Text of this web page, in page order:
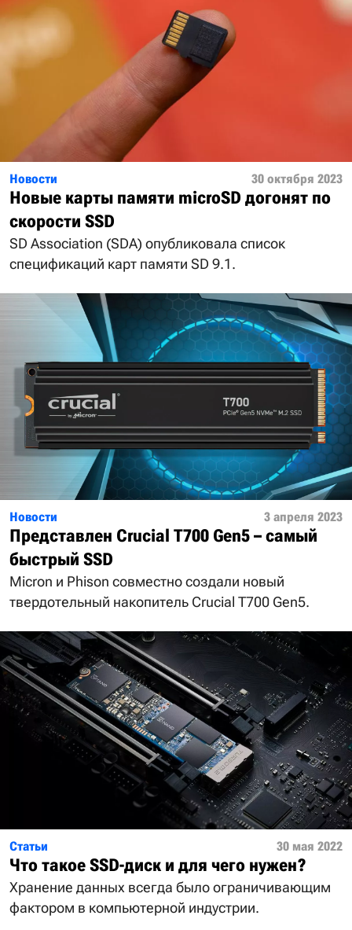
Новости 30 октября 2023
Новые карты памяти microSD догонят по
скорости SSD
SD Association (SDA) опубликовала список
спецификаций карт памяти SD 9.1.
Новости 3 апреля 2023
Представлен Crucial T700 Gen5 – самый
быстрый SSD
Micron и Phison совместно создали новый
твердотельный накопитель Crucial T700 Gen5.
Статьи 30 мая 2022
Что такое SSD-диск и для чего нужен?
Хранение данных всегда было ограничивающим
фактором в компьютерной индустрии.